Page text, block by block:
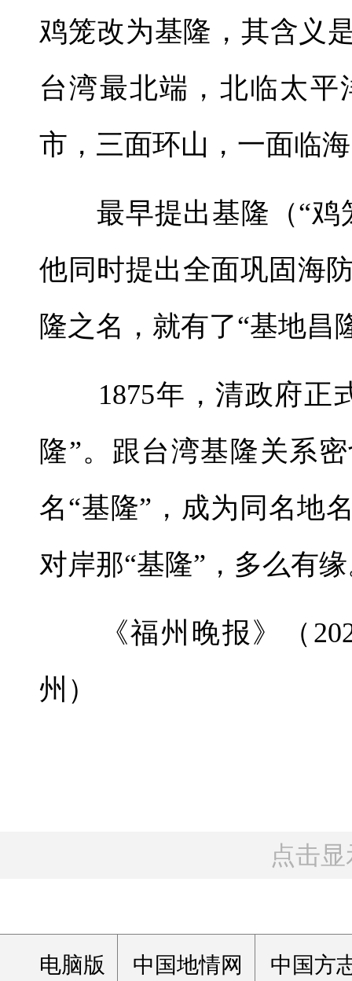
鸡笼改为基隆，其含义
台湾最北端，北临太
市，三面环山，一面临
最早提出基隆（“鸡
他同时提出全面巩固海
隆之名，就有了“基地昌
1875年，清政府正
隆”。跟台湾基隆关系
名“基隆”，成为同名地
对岸那“基隆”，多么有
《福州晚报》（
州）
点击
电脑版 中国地情网 中国方